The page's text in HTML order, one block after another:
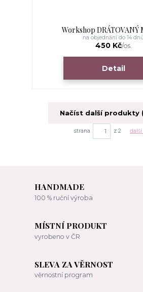
Workshop DRÁTOVANÝ
450 Kč/os.
na objednání do 14 dnů
Detail
Načíst další produkty
strana z 2 další
HANDMADE
100 % ruční výroba
MÍSTNÍ PRODUKT
vyrobeno v ČR
SLEVA ZA VĚRNOST
věrnostní program